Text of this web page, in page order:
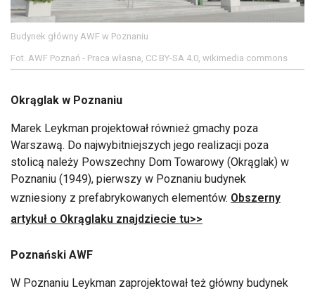
Budynek główny AWF w Poznaniu
Fot. AWF Poznań - Praca własna, CC BY-SA 4.0, wikimedia commons
Okrąglak w Poznaniu
Marek Leykman projektował również gmachy poza
Warszawą. Do najwybitniejszych jego realizacji poza
stolicą należy Powszechny Dom Towarowy (Okrąglak) w
Poznaniu (1949), pierwszy w Poznaniu budynek
wzniesiony z prefabrykowanych elementów. Obszerny
artykuł o Okrąglaku znajdziecie tu>>
Poznański AWF
W Poznaniu Leykman zaprojektował też główny budynek